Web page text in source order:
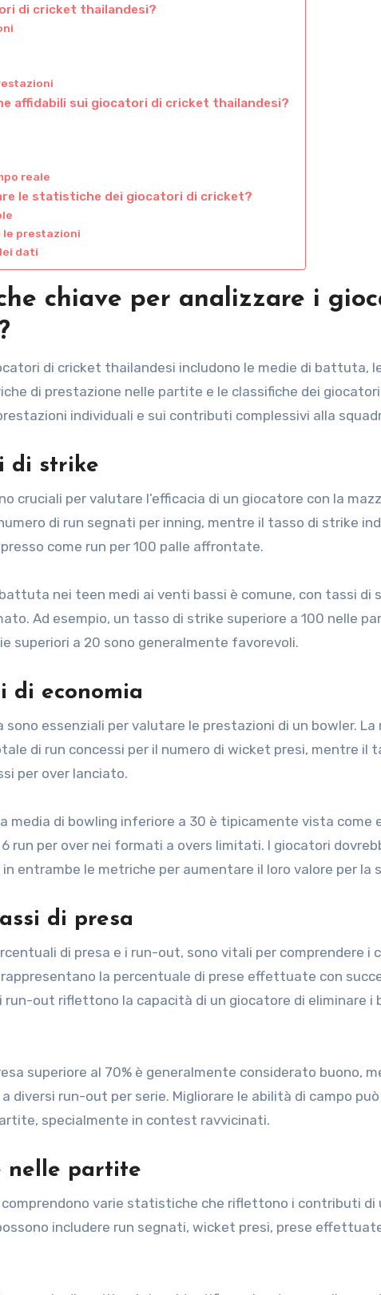
di cricket thailandesi?
affidabili sui giocatori di cricket thailandesi?
reale
le statistiche dei giocatori di cricket?
prestazioni
dati
chiave per analizzare i
di cricket thailandesi includono le medie di battuta,
di prestazione nelle partite e le classifiche dei
individuali e sui contributi complessivi alla
di strike
cruciali per valutare l’efficacia di un giocatore con la
di run segnati per inning, mentre il tasso di strike
come run per 100 palle affrontate.
nei teen medi ai venti bassi è comune, con tassi di
Ad esempio, un tasso di strike superiore a 100 nelle
superiori a 20 sono generalmente favorevoli.
di economia
essenziali per valutare le prestazioni di un bowler. La
di run concessi per il numero di wicket presi, mentre il
per over lanciato.
media di bowling inferiore a 30 è tipicamente vista come
run per over nei formati a overs limitati. I giocatori
entrambe le metriche per aumentare il loro valore per la
di presa
di presa e i run-out, sono vitali per comprendere i
la percentuale di prese effettuate con
out riflettono la capacità di un giocatore di eliminare i
superiore al 70% è generalmente considerato buono,
diversi run-out per serie. Migliorare le abilità di campo
specialmente in contest ravvicinati.
nelle partite
varie statistiche che riflettono i contributi di
includere run segnati, wicket presi, prese